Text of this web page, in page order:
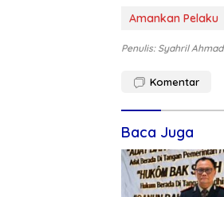
Amankan Pelaku
Penulis: Syahril Ahmad
Komentar
Baca Juga